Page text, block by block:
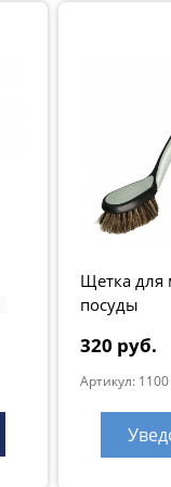
Щетка для
посуды
320 руб.
Артикул: 1100